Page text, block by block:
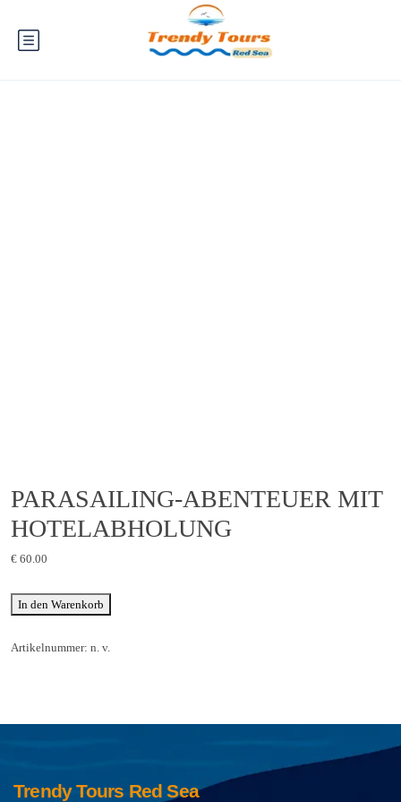
PARASAILING-ABENTEUER MIT
HOTELABHOLUNG
€ 60.00
In den Warenkorb
Artikelnummer: n. v.
Trendy Tours Red Sea